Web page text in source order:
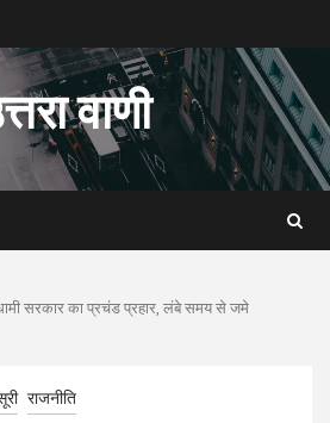
वाणी
सरकार का प्रचंड प्रहार, लंबे समय से जमे
राजनीति